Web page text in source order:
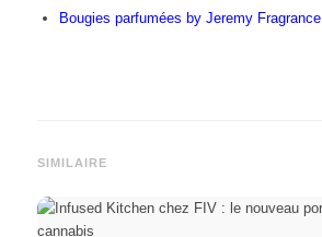
Bougies parfumées by Jeremy
SIMILAIRE